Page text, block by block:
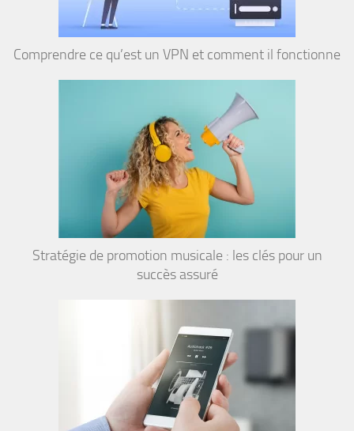
Comprendre ce qu’est un VPN et comment il fonctionne
Stratégie de promotion musicale : les clés pour un
succès assuré